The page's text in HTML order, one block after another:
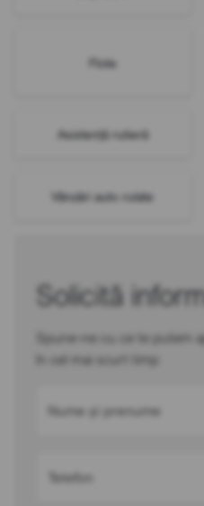
Flote
Asistență rutieră
Vânzări auto rulate
Solicită
Spune-ne cu ce te putem
în cel mai scurt timp
Nume și prenume
Telefon